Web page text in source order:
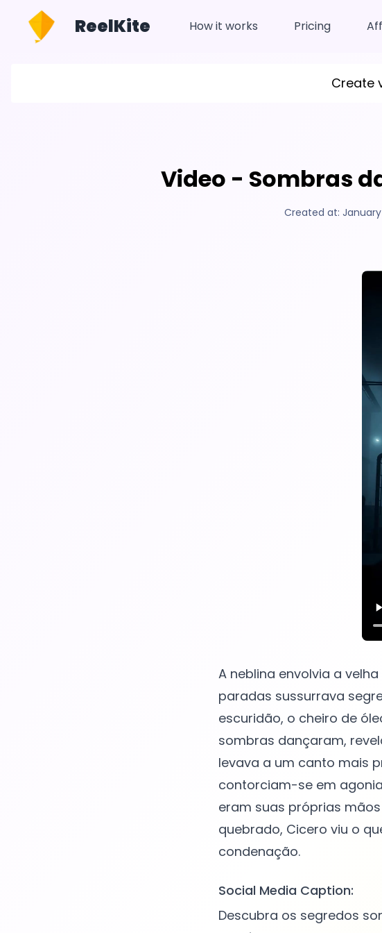
ReelKite How it works Pricing
Create
Video - Sombras
Created at:
A neblina envolvia a
paradas sussurrava
escuridão, o cheiro de
sombras dançaram,
levava a um canto mais
contorciam-se em
eram suas próprias
quebrado, Cicero viu o
condenação.
Social Media Caption:
Descubra os segredos